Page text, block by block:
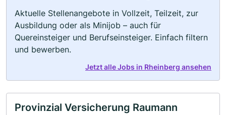
Aktuelle Stellenangebote in Vollzeit, Teilzeit, zur
Ausbildung oder als Minijob – auch für
Quereinsteiger und Berufseinsteiger. Einfach filtern
und bewerben.
Jetzt alle Jobs in Rheinberg ansehen
Provinzial Versicherung Raumann